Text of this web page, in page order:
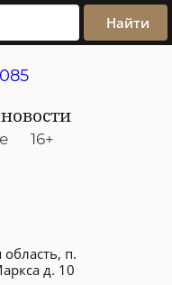
Найти
16+
п.
д. 10